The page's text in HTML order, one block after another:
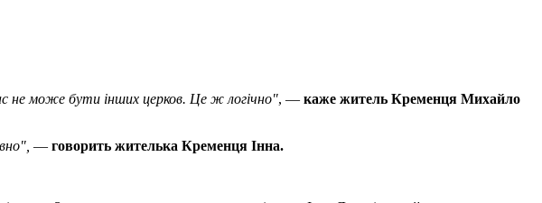
не може бути інших церков. Це ж логічно", — каже житель Кременця Михайло
— говорить жителька Кременця Інна.